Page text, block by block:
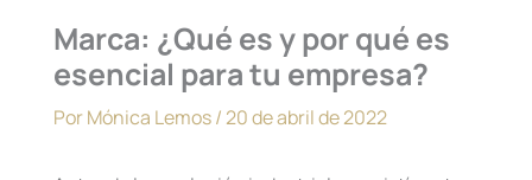
Marca: ¿Qué es y por qué es
esencial para tu empresa?
PorMónica Lemos/20 de abril de 2022